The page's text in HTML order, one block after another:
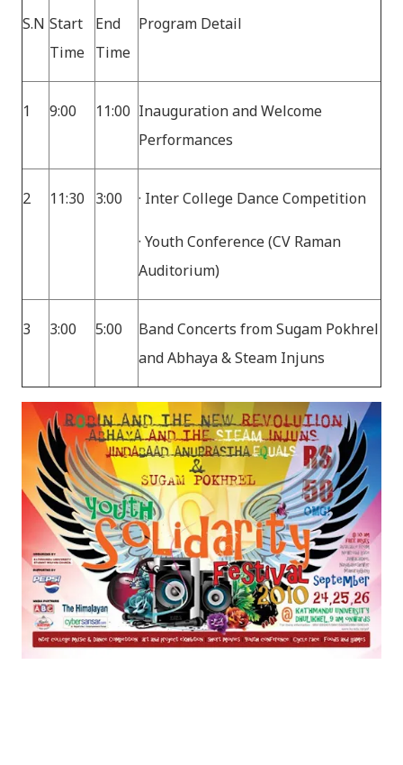
S.N Start
Time
End
Time
Program Detail
1 9:00 11:00 Inauguration and Welcome
Performances
2 11:30 3:00 · Inter College Dance Competition
· Youth Conference (CV Raman
Auditorium)
3 3:00 5:00
Band Concerts from Sugam Pokhrel
and Abhaya & Steam Injuns